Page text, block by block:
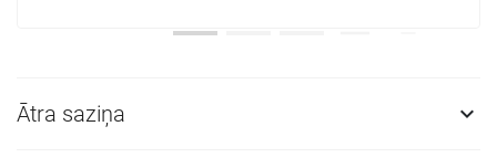
Ātra saziņa 